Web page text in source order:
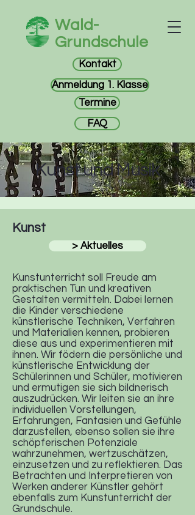
Wald-
Grundschule
Kontakt
Anmeldung 1. Klasse
Termine
FAQ
Kunst und Musik
Kunst
> Aktuelles
Kunstunterricht soll Freude am
praktischen Tun und kreativen
Gestalten vermitteln. Dabei lernen
die Kinder verschiedene
künstlerische Techniken, Verfahren
und Materialien kennen, probieren
diese aus und experimentieren mit
ihnen. Wir födern die persönliche und
künstlerische Entwicklung der
Schülerinnen und Schüler, motivieren
und ermutigen sie sich bildnerisch
auszudrücken. Wir leiten sie an ihre
individuellen Vorstellungen,
Erfahrungen, Fantasien und Gefühle
darzustellen, ebenso sollen sie ihre
schöpferischen Potenziale
wahrzunehmen, wertzuschätzen,
einzusetzen und zu reflektieren. Das
Betrachten und Interpretieren von
Werken anderer Künstler gehört
ebenfalls zum Kunstunterricht der
Grundschule.